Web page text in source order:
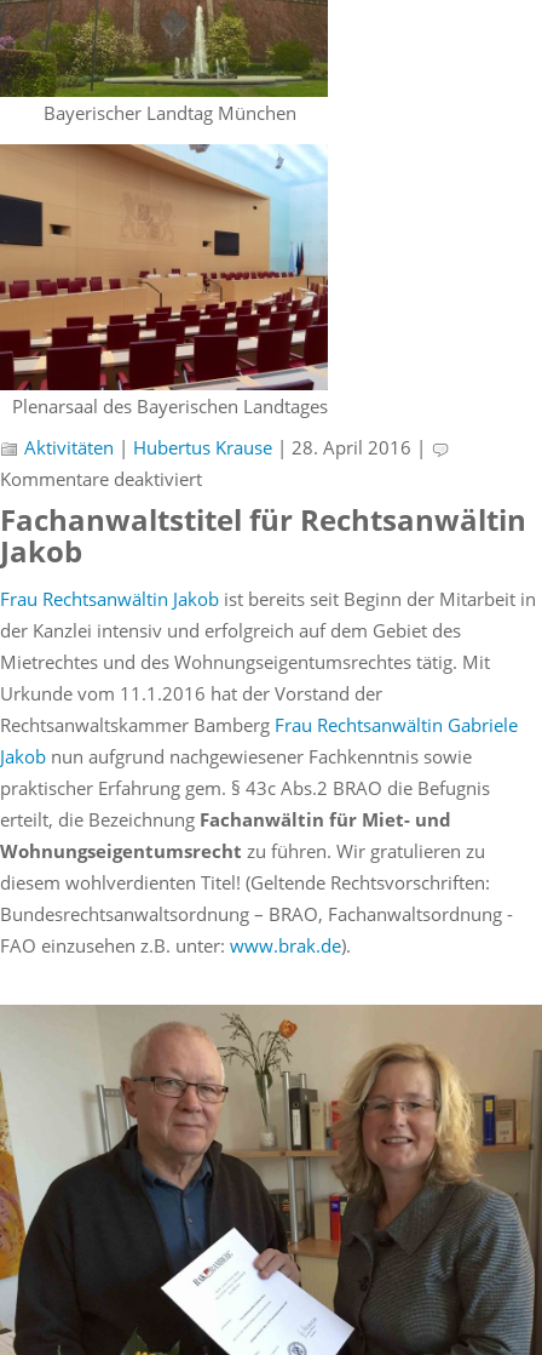
Bayerischer Landtag München
Plenarsaal des Bayerischen Landtages
Aktivitäten | Hubertus Krause | 28. April 2016 |
Kommentare deaktiviertfür
Kanzleibesuch
Landtag
München
Fachanwaltstitel für Rechtsanwältin
Jakob
Frau Rechtsanwältin Jakob ist bereits seit Beginn der Mitarbeit in
der Kanzlei intensiv und erfolgreich auf dem Gebiet des
Mietrechtes und des Wohnungseigentumsrechtes tätig. Mit
Urkunde vom 11.1.2016 hat der Vorstand der
Rechtsanwaltskammer Bamberg Frau Rechtsanwältin Gabriele
Jakob nun aufgrund nachgewiesener Fachkenntnis sowie
praktischer Erfahrung gem. § 43c Abs.2 BRAO die Befugnis
erteilt, die Bezeichnung Fachanwältin für Miet- und
Wohnungseigentumsrecht zu führen. Wir gratulieren zu
diesem wohlverdienten Titel! (Geltende Rechtsvorschriften:
Bundesrechtsanwaltsordnung – BRAO, Fachanwaltsordnung -
FAO einzusehen z.B. unter: www.brak.de).